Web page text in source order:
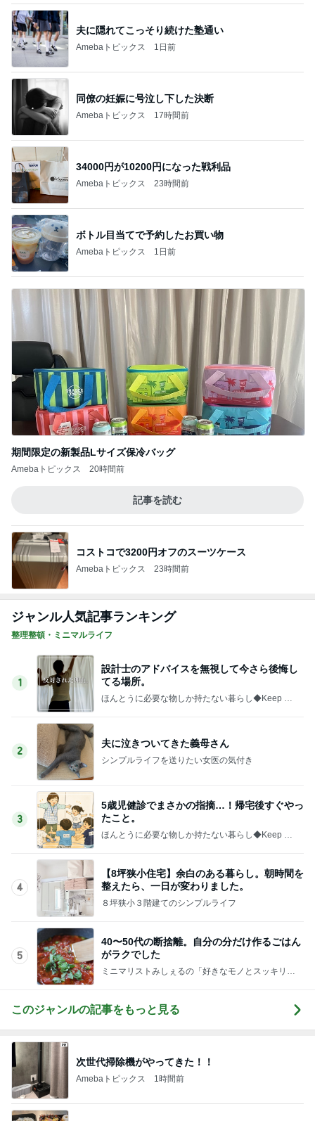
夫に隠れてこっそり続けた塾通い
Amebaトピックス 1日前
同僚の妊娠に号泣し下した決断
Amebaトピックス 17時間前
34000円が10200円になった戦利品
Amebaトピックス 23時間前
ボトル目当てで予約したお買い物
Amebaトピックス 1日前
期間限定の新製品Lサイズ保冷バッグ
Amebaトピックス 20時間前
記事を読む
コストコで3200円オフのスーツケース
Amebaトピックス 23時間前
ジャンル人気記事ランキング
整理整頓・ミニマルライフ
1
設計士のアドバイスを無視して今さら後悔し
てる場所。
ほんとうに必要な物しか持たない暮らし◆Keep Lif
2
夫に泣きついてきた義母さん
シンプルライフを送りたい女医の気付き
3
5歳児健診でまさかの指摘…！帰宅後すぐやっ
たこと。
ほんとうに必要な物しか持たない暮らし◆Keep Lif
4
【8坪狭小住宅】余白のある暮らし。朝時間を
整えたら、一日が変わりました。
８坪狭小３階建てのシンプルライフ
5
40〜50代の断捨離。自分の分だけ作るごはん
がラクでした
ミニマリストみしぇるの「好きなモノとスッキリ暮
このジャンルの記事をもっと見る
次世代掃除機がやってきた！！
Amebaトピックス 1時間前